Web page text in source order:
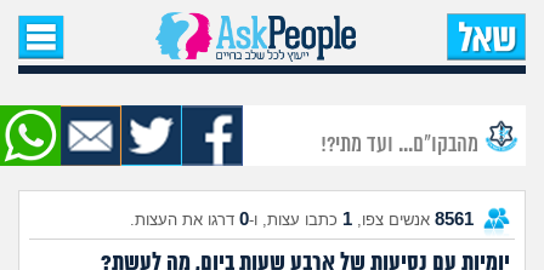
עמוד הבית
שאל שאלה
שאלות חדשות
שאלות שעוררו עניין
מהבקו"ם... ועד מתי?!
8561 אנשים צפו, 1 כתבו עצות, ו-0 דרגו את העצות.
יומיות עם נסיעות של ארבע שעות ביום, מה לעשת?